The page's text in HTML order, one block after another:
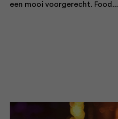
een mooi voorgerecht. Food...